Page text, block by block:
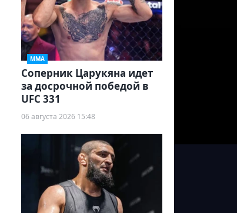
ММА
Соперник Царукяна идет
за досрочной победой в
UFC 331
06 августа 2026 15:48